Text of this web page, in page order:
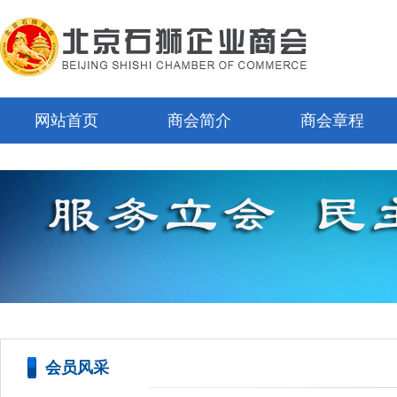
网站首页 商会简介 商会章程
会员风采